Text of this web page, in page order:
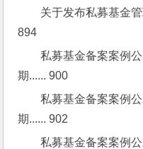
关于发布私募基金
894
私募基金备案案例
期...... 900
私募基金备案案例
期...... 902
私募基金备案案例